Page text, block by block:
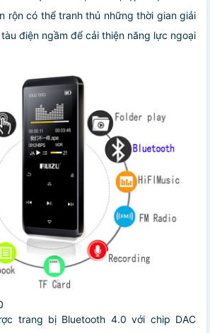
rộn có thể tranh thủ những thời gian giải
điện ngầm để cải thiện năng lực ngoại
trang bị Bluetooth 4.0 với chip DAC